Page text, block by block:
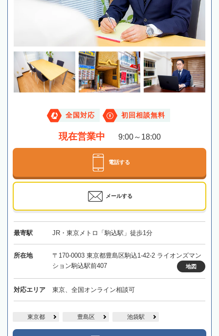
全国対応 初回相談無料
現在営業中 9:00～18:00
電話する
メールする
最寄駅 JR・東京メトロ「駒込駅」徒歩1分
所在地
〒170-0003 東京都豊島区駒込1-42-2 ライオンズマン
ション駒込駅前407
地図
対応エリア 東京、全国オンライン相談可
東京都 豊島区 池袋駅